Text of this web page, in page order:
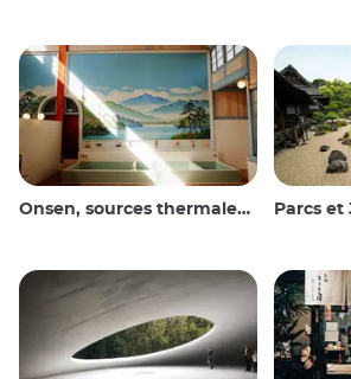
Onsen, sources thermales et bains publics Parcs